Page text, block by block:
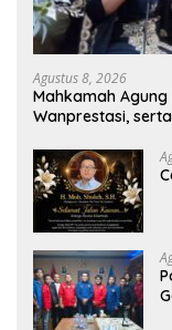
Agustus 8, 2026
Mahkamah Agung
Wanprestasi,